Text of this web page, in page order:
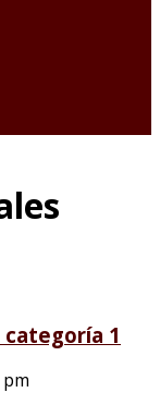
categoría 1